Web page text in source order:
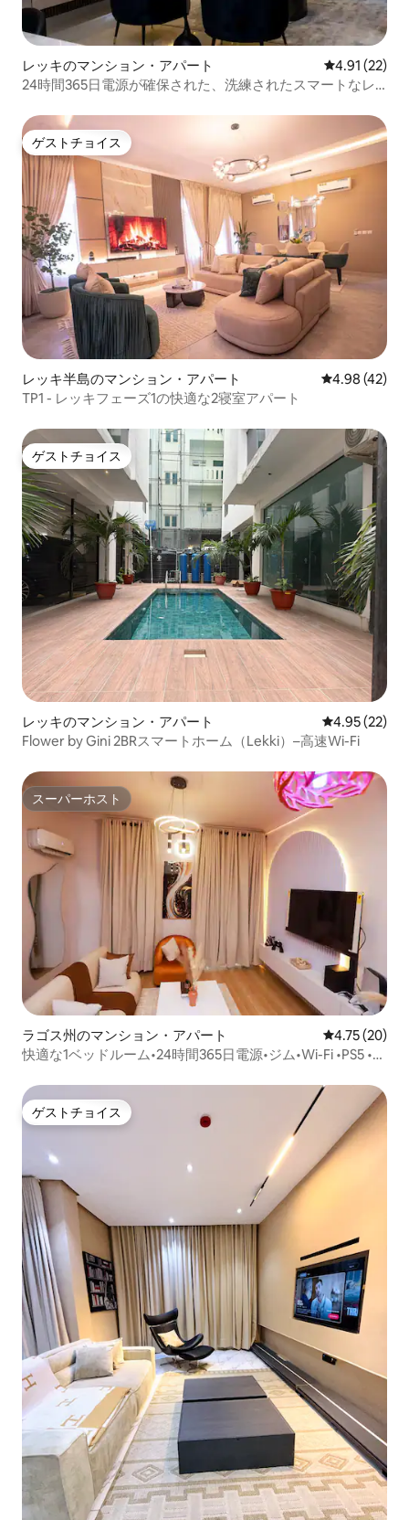
レッキのマンション・アパート レビュー22
4.91 (22)
24時間365日電源が確保された、洗練されたスマートなレ
ゲストチョイス
ゲストチョイス
レッキ半島のマンション・アパート レビュー42
4.98 (42)
TP1 - レッキフェーズ1の快適な2寝室アパート
ゲストチョイス
ゲストチョイス
レッキのマンション・アパート レビュー22
4.95 (22)
Flower by Gini 2BRスマートホーム（Lekki）–高速Wi-Fi
スーパーホスト
スーパーホスト
ラゴス州のマンション・アパート レビュー20
4.75 (20)
快適な1ベッドルーム•24時間365日電源•ジム•Wi-Fi •PS5 •静
ゲストチョイス
ゲストチョイス